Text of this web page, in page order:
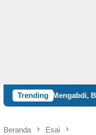
Trending
BBK 8 UNAIR
Beranda Esai